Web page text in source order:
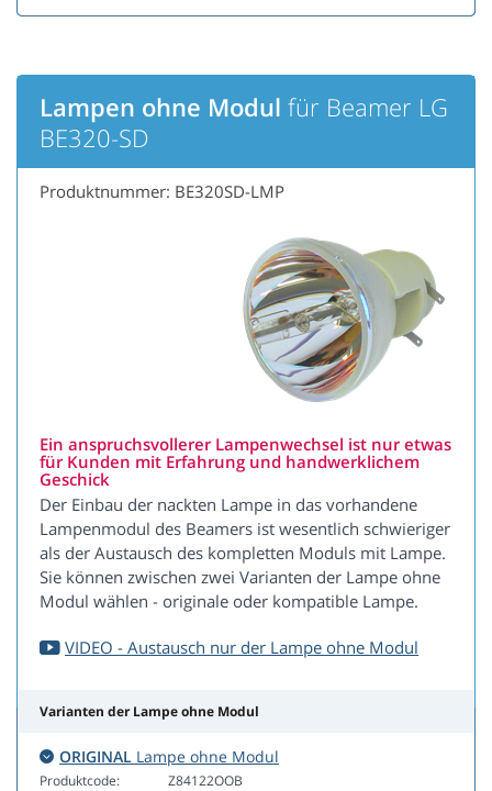
Lampen ohne Modul für Beamer LG
BE320-SD
Produktnummer: BE320SD-LMP
Ein anspruchsvollerer Lampenwechsel ist nur etwas
für Kunden mit Erfahrung und handwerklichem
Geschick
Der Einbau der nackten Lampe in das vorhandene
Lampenmodul des Beamers ist wesentlich schwieriger
als der Austausch des kompletten Moduls mit Lampe.
Sie können zwischen zwei Varianten der Lampe ohne
Modul wählen - originale oder kompatible Lampe.
VIDEO - Austausch nur der Lampe ohne Modul
Varianten der Lampe ohne Modul
ORIGINAL Lampe ohne Modul
Produktcode: Z84122OOB